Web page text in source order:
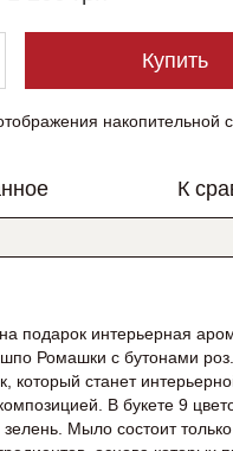
Купить
накопительной
К
подарок интерьерная
Ромашки с бутонами
который станет
В букете 9
зелень. Мыло состоит